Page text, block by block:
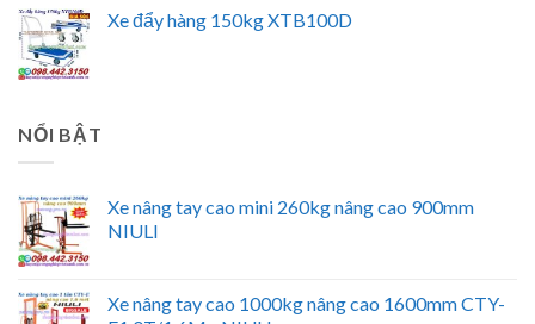
Xe đẩy hàng 150kg XTB100D
NỔI BẬT
Xe nâng tay cao mini 260kg nâng cao 900mm
NIULI
Xe nâng tay cao 1000kg nâng cao 1600mm CTY-